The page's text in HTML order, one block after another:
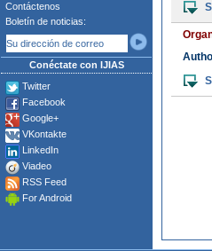
Contáctenos
Boletín de noticias:
Conéctate con IJIAS
Twitter
Facebook
Google+
VKontakte
LinkedIn
Viadeo
RSS Feed
For Android